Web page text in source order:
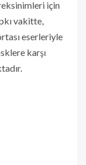
için
vakitte,
eserleriyle
karşı